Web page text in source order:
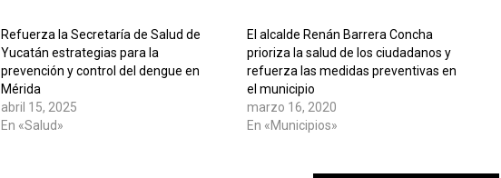
Refuerza la Secretaría de Salud de
Yucatán estrategias para la
prevención y control del dengue en
Mérida
abril 15, 2025
En «Salud»
El alcalde Renán Barrera Concha
prioriza la salud de los ciudadanos y
refuerza las medidas preventivas en
el municipio
marzo 16, 2020
En «Municipios»